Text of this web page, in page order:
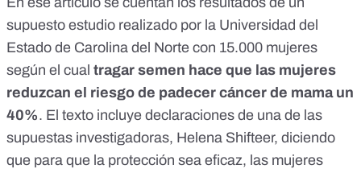
supuesto estudio realizado por la Universidad del
Estado de Carolina del Norte con 15.000 mujeres
según el cual tragar semen hace que las mujeres
reduzcan el riesgo de padecer cáncer de mama un
40%. El texto incluye declaraciones de una de las
supuestas investigadoras, Helena Shifteer, diciendo
que para que la protección sea eficaz, las mujeres